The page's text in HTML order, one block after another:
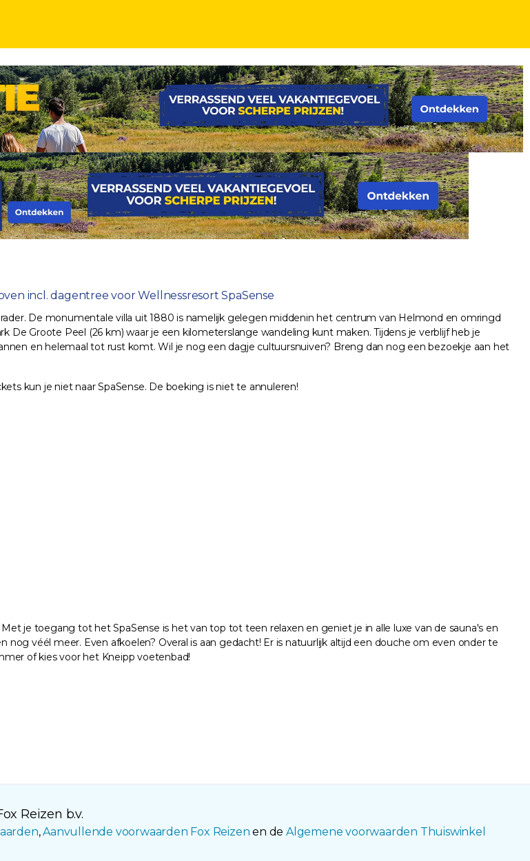
voor Wellnessresort SpaSense
incl. dagentree voor Wellnessresort SpaSense
De monumentale villa uit 1880 is namelijk gelegen middenin het centrum van Helmond en omringd
Groote Peel (26 km) waar je een kilometerslange wandeling kunt maken. Tijdens je verblijf heb je
en helemaal tot rust komt. Wil je nog een dagje cultuursnuiven? Breng dan nog een bezoekje aan het
kun je niet naar SpaSense. De boeking is niet te annuleren!
je toegang tot het SpaSense is het van top tot teen relaxen en geniet je in alle luxe van de sauna's en
nog véél meer. Even afkoelen? Overal is aan gedacht! Er is natuurlijk altijd een douche om even onder te
of kies voor het Kneipp voetenbad!
Reizen b.v.
,Aanvullende voorwaarden Fox Reizen en deAlgemene voorwaarden Thuiswinkel